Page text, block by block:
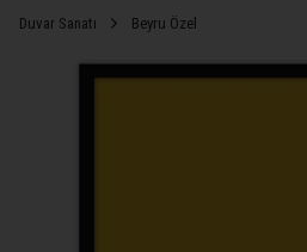
Duvar Sanatı Beyru Özel